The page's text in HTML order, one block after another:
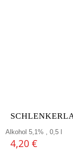
Alkohol 5,1% , 0,5 l
4,20 €